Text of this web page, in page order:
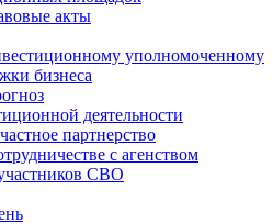
акты
уполномоченному
бизнеса
деятельности
партнерство
с агенством
СВО